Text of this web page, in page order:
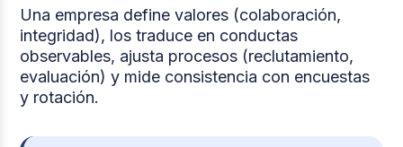
Una empresa define valores (colaboración,
integridad), los traduce en conductas
observables, ajusta procesos (reclutamiento,
evaluación) y mide consistencia con encuestas
y rotación.